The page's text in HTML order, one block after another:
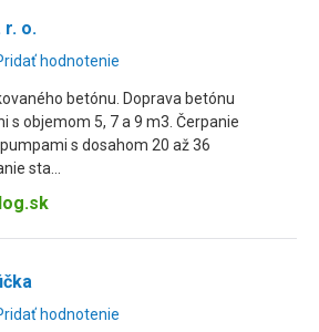
r. o.
hodnotenie
betónu. Doprava betónu
s objemom 5, 7 a 9 m3. Čerpanie
s dosahom 20 až 36
sta...
hodnotenie